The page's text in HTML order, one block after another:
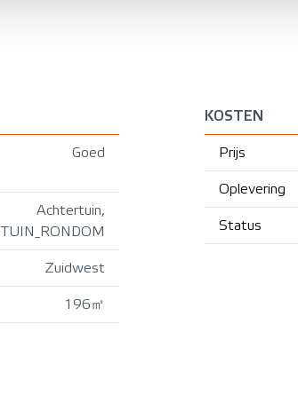
Goed
Achtertuin,
TUIN_RONDOM
Zuidwest
196㎡
KOSTEN
Prijs
Oplevering
Status